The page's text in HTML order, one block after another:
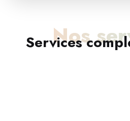
Nos
Services